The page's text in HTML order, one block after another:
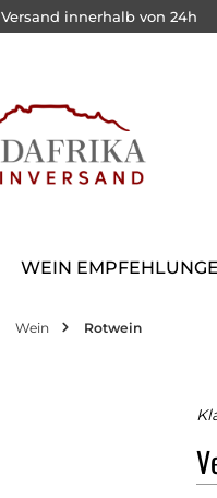
Versand innerhalb von 24h
WEIN
Wein Rotwein